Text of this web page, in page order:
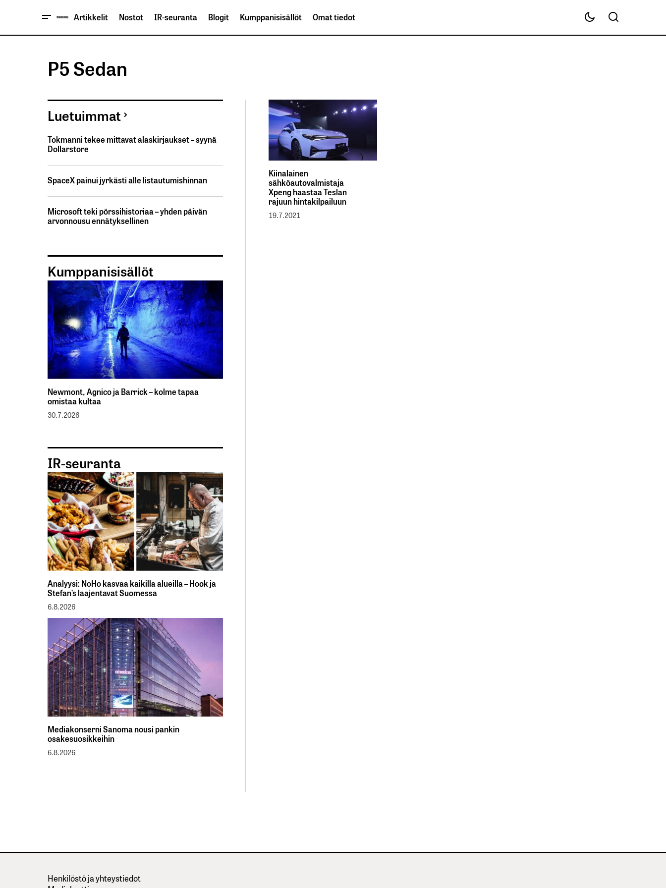
Artikkelit Nostot IR-seuranta Blogit Kumppanisisällöt Omat tiedot
P5 Sedan
Kiinalainen
sähköautovalmistaja
Xpeng haastaa Teslan
rajuun hintakilpailuun
19.7.2021
Luetuimmat
Tokmanni tekee mittavat alaskirjaukset – syynä
Dollarstore
SpaceX painui jyrkästi alle listautumishinnan
Microsoft teki pörssihistoriaa – yhden päivän
arvonnousu ennätyksellinen
Kumppanisisällöt
Newmont, Agnico ja Barrick – kolme tapaa
omistaa kultaa
30.7.2026
IR-seuranta
Analyysi: NoHo kasvaa kaikilla alueilla – Hook ja
Stefan’s laajentavat Suomessa
6.8.2026
Mediakonserni Sanoma nousi pankin
osakesuosikkeihin
6.8.2026
Henkilöstö ja yhteystiedot